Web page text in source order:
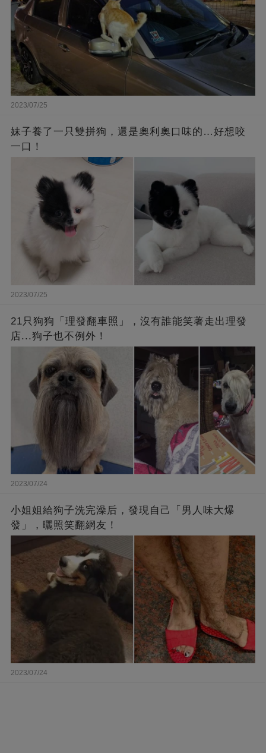
2023/07/25
妹子養了一只雙拼狗，還是奧利奧口味的…好想咬
一口！
2023/07/25
21只狗狗「理發翻車照」，沒有誰能笑著走出理發
店...狗子也不例外！
2023/07/24
小姐姐給狗子洗完澡后，發現自己「男人味大爆
發」，曬照笑翻網友！
2023/07/24